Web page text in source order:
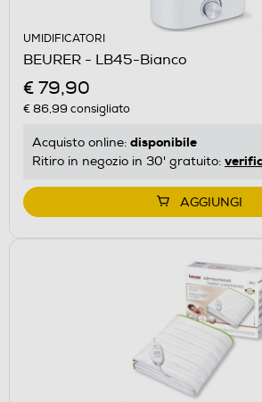
UMIDIFICATORI
BEURER - LB45-Bianco
€ 79,90
€ 86,99 consigliato
Acquisto online: disponibile
Ritiro in negozio in 30' gratuito:
AGGIUNGI